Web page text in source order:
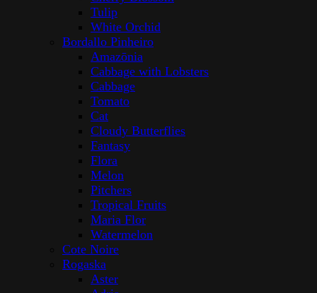
Tulip
White Orchid
Bordallo Pinheiro
Amazōnia
Cabbage with Lobsters
Cabbage
Tomato
Cat
Cloudy Butterflies
Fantasy
Flora
Melon
Pitchers
Tropical Fruits
Maria Flor
Watermelon
Cote Noire
Rogaska
Aster